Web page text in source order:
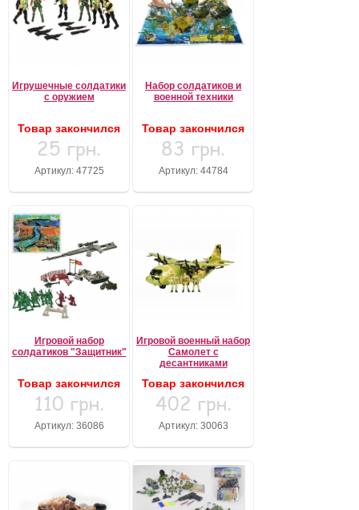
Игрушечные солдатики
с оружием
Товар закончился
25 грн.
Артикул: 47725
Набор солдатиков и
военной техники
Товар закончился
83 грн.
Артикул: 44784
Игровой набор
солдатиков "Защитник"
Товар закончился
110 грн.
Артикул: 36086
Игровой военный набор
Самолет с
десантниками
Товар закончился
402 грн.
Артикул: 30063